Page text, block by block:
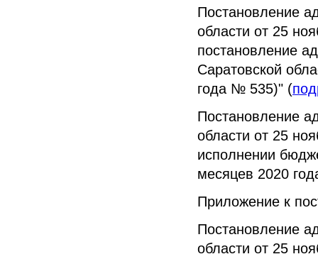
Постановление
области от 25
постановление
Саратовской
года № 535)" (
Постановление
области от 25
исполнении
месяцев 2020
Приложение к
Постановление
области от 25